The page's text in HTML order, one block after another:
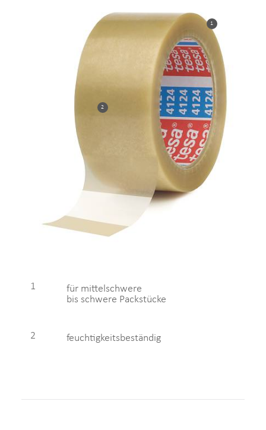
1
2
1
für mittelschwere
bis schwere Packstücke
2 feuchtigkeitsbeständig